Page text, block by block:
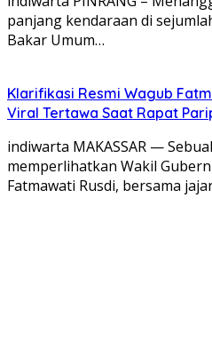
panjang kendaraan di
Bakar Umum…
Klarifikasi Resmi Wagub
Viral Tertawa Saat Rapat
indiwarta MAKASSAR —
memperlihatkan Wakil
Fatmawati Rusdi, bersama